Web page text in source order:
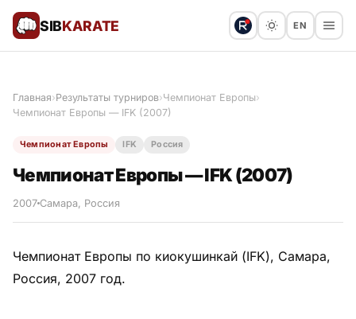
SIBKARATE EN
Все статьи
Результаты турниров
Главная›Результаты турниров›Чемпионат Европы›
Чемпионат Европы — IFK (2007)
Чемпионат Европы IFK Россия
Чемпионат Европы — IFK (2007)
2007 Самара, Россия
Чемпионат Европы по киокушинкай (IFK), Самара,
Россия, 2007 год.